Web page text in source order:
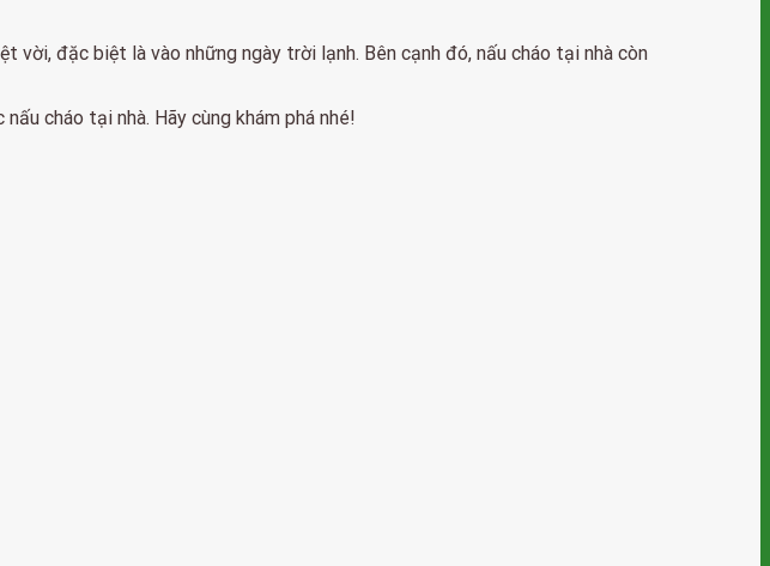
vời, đặc biệt là vào những ngày trời lạnh. Bên cạnh đó, nấu cháo tại nhà còn
cháo tại nhà. Hãy cùng khám phá nhé!